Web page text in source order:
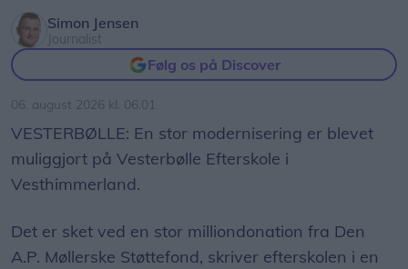
Simon Jensen
Journalist
Følg os på Discover
06. august 2026 kl. 06.01
VESTERBØLLE: En stor modernisering er blevet
muliggjort på Vesterbølle Efterskole i
Vesthimmerland.
Det er sket ved en stor milliondonation fra Den
A.P. Møllerske Støttefond, skriver efterskolen i en